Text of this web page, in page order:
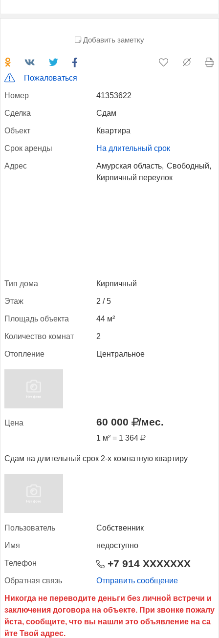
Добавить заметку
Пожаловаться
Но­мер 41353622
Сдел­ка Сдам
Объ­ект Квартира
Срок арен­ды На длительный срок
Ад­рес Амурская область, Свободный,
Кирпичный переулок
Тип до­ма Кирпичный
Этаж 2 / 5
Пло­щадь объ­ек­та 44 м²
Ко­личес­тво ком­нат 2
Отоп­ле­ние Центральное
Це­на 60 000 /мес.
1 м² = 1 364
Сдам на длительный срок 2-х комнатную квартиру
Поль­зо­ватель Собственник
Имя недоступно
Те­лефон +7 914 XXXXXXX
Об­ратная связь Отправить сообщение